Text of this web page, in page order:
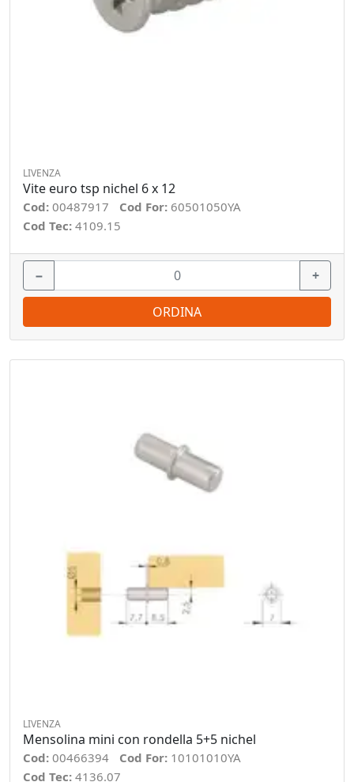
LIVENZA
Vite euro tsp nichel 6 x 12
Cod: 00487917 Cod For: 60501050YA
Cod Tec: 4109.15
− +
ORDINA
LIVENZA
Mensolina mini con rondella 5+5 nichel
Cod: 00466394 Cod For: 10101010YA
Cod Tec: 4136.07